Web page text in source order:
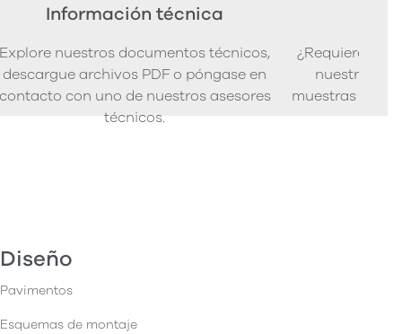
Información técnica
Explore nuestros documentos técnicos,
descargue archivos PDF o póngase en
con uno de nuestros asesores
técnicos.
¿Requiere
nuestra
muestras de
Diseño
Pavimentos
Esquemas de montaje